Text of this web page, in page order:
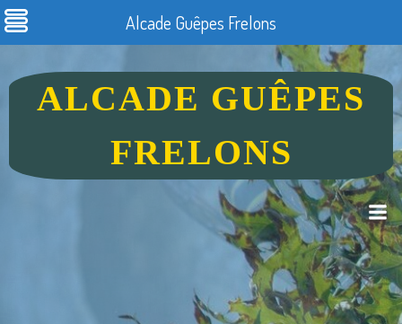
ALCADE GUÊPES
FRELONS
Alcade Guêpes Frelons